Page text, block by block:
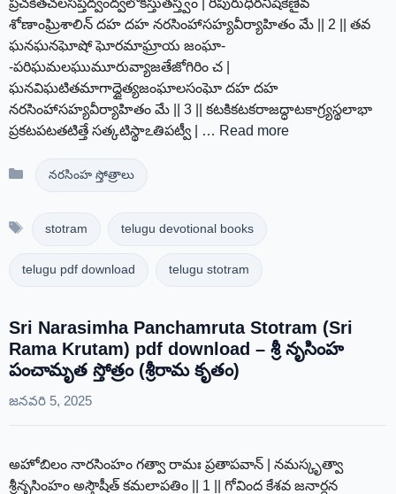
ప్రచకితచలసప్తద్వంద్వలోకస్తుతస్త్వం | రిపురుధిరనిషేకేణైవ
శోణాంఘ్రిశాలిన్ దహ దహ నరసింహాసహ్యవీర్యాహితం మే || 2 || తవ
ఘనఘనఘోషో ఘోరమాఘ్రాయ జంఘా-
-పరిఘమలఘుమూరువ్యాజతేజోగిరిం చ |
ఘనవిఘటితమాగాద్దైత్యజంఘాలసంఘో దహ దహ
నరసింహాసహ్యవీర్యాహితం మే || 3 || కటకికటకరాజద్ధాటకాగ్ర్యస్థలాభా
ప్రకటపటతటిత్తే సత్కటిస్థాఽతిపట్వీ | … Read more
Categories
నరసింహ స్తోత్రాలు
Tagsstotram telugu devotional books
telugu pdf download telugu stotram
Sri Narasimha Panchamruta Stotram (Sri
Rama Krutam) pdf download – శ్రీ నృసింహ
పంచామృత స్తోత్రం (శ్రీరామ కృతం)
జనవరి 5, 2025
అహోబిలం నారసింహం గత్వా రామః ప్రతాపవాన్ | నమస్కృత్వా
శ్రీనృసింహం అస్తౌషీత్ కమలాపతిం || 1 || గోవింద కేశవ జనార్దన